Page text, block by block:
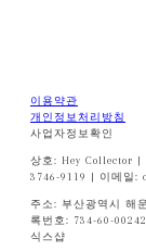
이용약관
개인정보처리방침
사업자정보확인
상호: Hey Collector |
3746-9119 | 이메일:
주소: 부산광역시 해
록번호: 734-60-00242
식스샵